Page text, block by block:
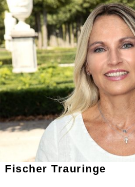
Fischer Trauringe